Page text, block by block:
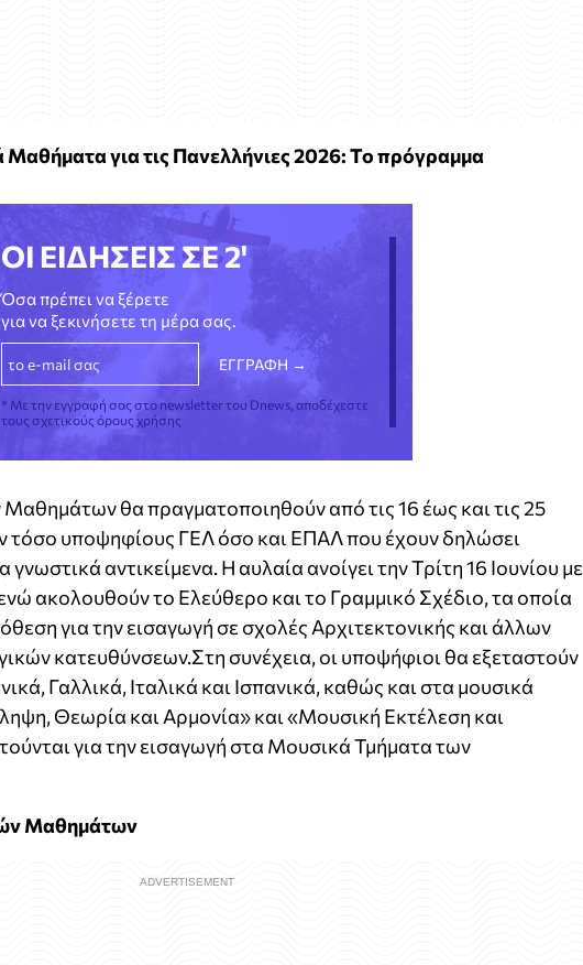
Μαθήματα για τις Πανελλήνιες 2026: Το πρόγραμμα
ΟΙ ΕΙΔΗΣΕΙΣ ΣΕ 2'
Όσα πρέπει να ξέρετε
για να ξεκινήσετε τη μέρα σας.
* Με την εγγραφή σας στο newsletter του Dnews, αποδέχεστε
τους σχετικούς όρους χρήσης
Μαθημάτων θα πραγματοποιηθούν από τις 16 έως και τις 25
τόσο υποψηφίους ΓΕΛ όσο και ΕΠΑΛ που έχουν δηλώσει
αντικείμενα. Η αυλαία ανοίγει την Τρίτη 16 Ιουνίου με
ακολουθούν το Ελεύθερο και το Γραμμικό Σχέδιο, τα οποία
για την εισαγωγή σε σχολές Αρχιτεκτονικής και άλλων
κατευθύνσεων.Στη συνέχεια, οι υποψήφιοι θα εξεταστούν
Γαλλικά, Ιταλικά και Ισπανικά, καθώς και στα μουσικά
Θεωρία και Αρμονία» και «Μουσική Εκτέλεση και
για την εισαγωγή στα Μουσικά Τμήματα των
Μαθημάτων